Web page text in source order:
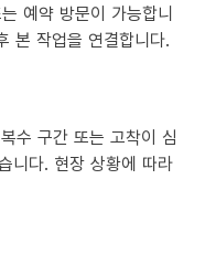
예약 방문이 가능합니
본 작업을 연결합니다.
수 구간 또는 고착이 심
니다. 현장 상황에 따라